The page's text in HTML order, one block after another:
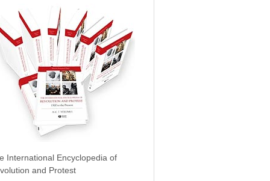
International Encyclopedia of
and Protest